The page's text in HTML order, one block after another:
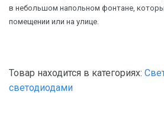
в небольшом напольном фонтане,
помещении или на улице.
Товар находится в категориях:
светодиодами